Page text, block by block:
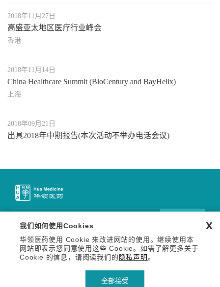
2018年11月27日
高盛亚太地区医疗行业峰会
香港
2018年11月14日
China Healthcare Summit (BioCentury and BayHelix)
上海
2018年09月21日
出具2018年中期报告(本次活动不举办电话会议)
关注我们
Copyright © 2026 华领医药技术（上海）有限公司 沪网药械
信备字【2026】000123号
我们如何使用Cookies
华领医药使用 Cookie 来改进网站的使用。继续使用本
网站即表示您同意使用这些 Cookie。如需了解更多关于
Cookie 的信息，请阅读我们的 隐私声明。
全部接受
x